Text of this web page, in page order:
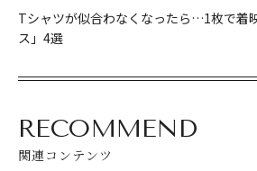
Tシャツが似合わなくなったら…1枚で着
ス」4選
RECOMMEND
関連コンテンツ